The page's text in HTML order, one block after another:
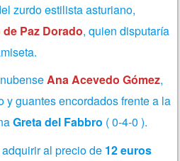
zurdo estilista asturiano,
de Paz Dorado, quien disputaría
Ana Acevedo Gómez,
y guantes encordados frente a la
Greta del Fabbro ( 0-4-0 ).
al precio de 12 euros